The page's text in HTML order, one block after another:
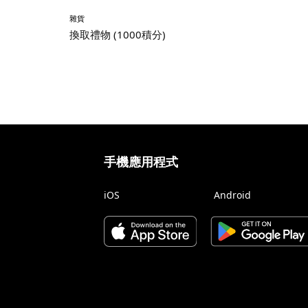
雜貨
換取禮物 (1000積分)
手機應用程式
iOS Android